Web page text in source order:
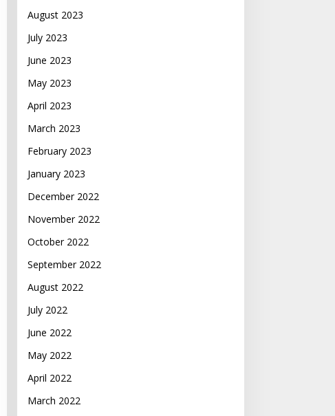
August 2023
July 2023
June 2023
May 2023
April 2023
March 2023
February 2023
January 2023
December 2022
November 2022
October 2022
September 2022
August 2022
July 2022
June 2022
May 2022
April 2022
March 2022